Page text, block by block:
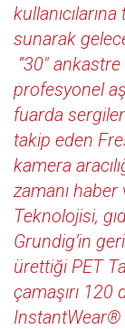
sunarak
“30"
profesyonel
fuarda
takip eden
kamera
zamanı haber
Teknolojisi,
Grundig’in
ürettiği PET
çamaşırı 120
InstantWear®